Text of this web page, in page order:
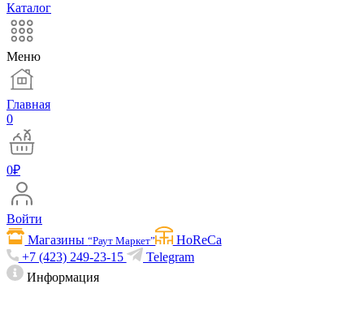
Каталог
Меню
Главная
0
0₽
Войти
Магазины“Раут Маркет”
HoReCa
+7 (423) 249-23-15
Telegram
Информация